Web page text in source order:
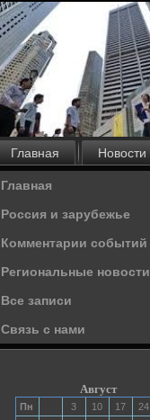
Главная Новости
Главная
Россия и зарубежье
Комментарии событий
Региональные новости
Все записи
Связь с нами
Август
Пн 3 10 17 24